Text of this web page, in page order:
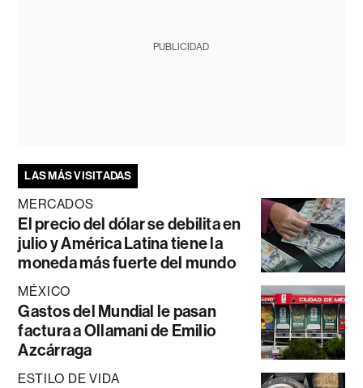
PUBLICIDAD
LAS MÁS VISITADAS
MERCADOS
El precio del dólar se debilita en
julio y América Latina tiene la
moneda más fuerte del mundo
MÉXICO
Gastos del Mundial le pasan
factura a Ollamani de Emilio
Azcárraga
ESTILO DE VIDA